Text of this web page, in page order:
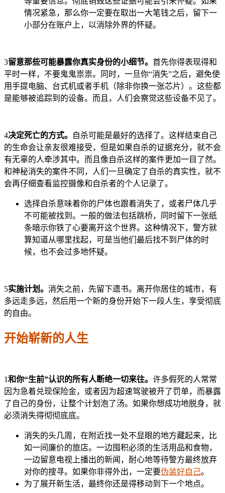
情况紧急，那么你一定要在取出一大笔钱之后，留下一
小部分在账户上，以消除外界的怀疑。
3留意那些可能暴露你真实身份的小细节。 首先你得表现得和
平时一样，不要鬼鬼祟祟。同时，一旦你“消失”之后，避免使
用手提电脑、台式机或者手机（除非你换一张芯片）。这些都
是能够被追踪到的设备。而且，人们会察觉这些设备不见了。
4决定死亡的方式。
自杀可能是最好的选择了。这样结束自己
的生命会让亲友很难接受，但是如果自杀的证据充分，就不会
有无辜的人牵涉其中。而且像自杀这样的案件更加一目了然。
和神秘消失的案件不同，人们一旦确定了自杀的真实性，就不
会再仔细查看监控摄像和自杀者的个人记录了。
选择自杀意味着你的尸体也跟着消失了，或者尸体几乎
不可能被找到。一般的做法包括跳桥，同时留下一张纸
条暗示你铁了心要离开这个世界。这种情况下，警方就
算知道从哪里找起，可是当他们最后找不到尸体的时
候，也不会过多地怀疑。
5实施计划。 消失之前，先留下遗书。离开你居住的城市，有
多远走多远，然后用一个新的身份开始下一段人生，享受彻底
的自由。
开始崭新的人生
1和你“生前”认识的所有人断绝一切来往。 许多假死的人常常
因为急着兑现保险金，或者因为超速驾驶被开了罚单，而暴露
了自己的身份，让整个计划泡了汤。如果你想成功地脱身，就
必须消失得彻彻底底。
消失的头几周，在附近找一处不显眼的地方藏起来，比
如一间廉价的旅店。一边囤积必须的生活用品和食物，
一边留意电视上播出的新闻，耐心地等待警方最终放弃
对你的搜寻。如果你非得外出，一定要伪装好自己。
为了展开新生活，最终你还是得移动到下一个地点。